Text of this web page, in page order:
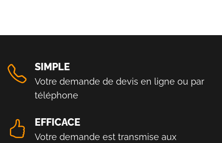
SIMPLE
Votre demande de devis en ligne ou par
téléphone
EFFICACE
Votre demande est transmise aux